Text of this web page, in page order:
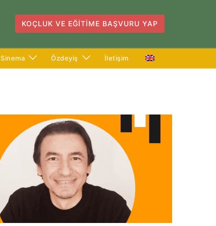
KOÇLUK VE EĞITIME BAŞVURU YAP
Sinema Özdeyiş İletişim